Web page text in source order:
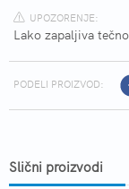
UPOZORENJE:
Lako zapaljiva
PODELI PROIZVOD:
Slični proizvodi